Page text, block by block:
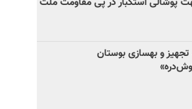
تجهیز و بهسازی بوستان